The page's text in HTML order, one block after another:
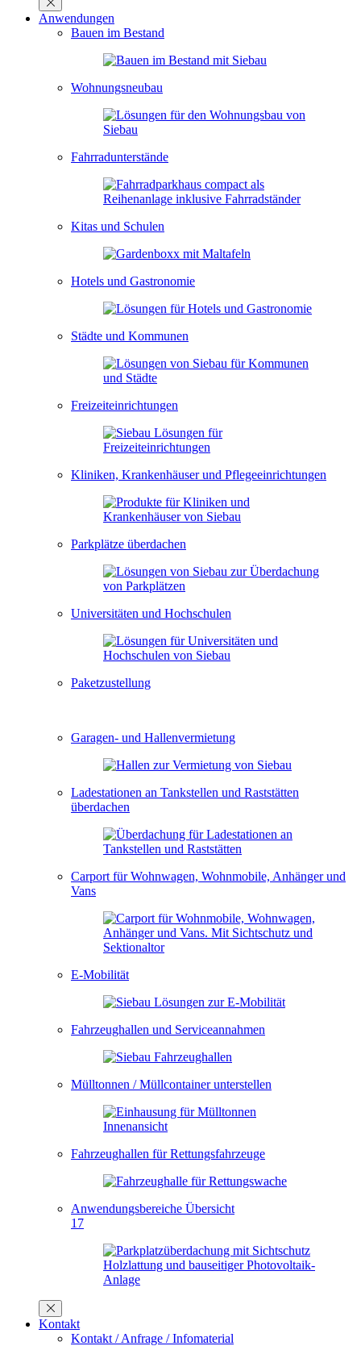
Anwendungen
Bauen im Bestand
Wohnungsneubau
Fahrradunterstände
Kitas und Schulen
Hotels und Gastronomie
Städte und Kommunen
Freizeiteinrichtungen
Kliniken, Krankenhäuser und Pflegeeinrichtungen
Parkplätze überdachen
Universitäten und Hochschulen
Paketzustellung
Garagen- und Hallenvermietung
Ladestationen an Tankstellen und Raststätten
überdachen
Carport für Wohnwagen, Wohnmobile, Anhänger und
Vans
E-Mobilität
Fahrzeughallen und Serviceannahmen
Mülltonnen / Müllcontainer unterstellen
Fahrzeughallen für Rettungsfahrzeuge
Anwendungsbereiche Übersicht
17
Kontakt
Kontakt / Anfrage / Infomaterial